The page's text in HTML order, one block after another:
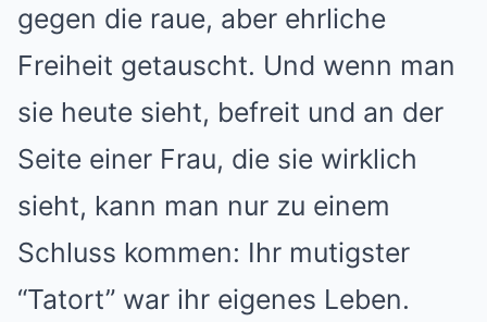
gegen die raue, aber ehrliche
Freiheit getauscht. Und wenn man
sie heute sieht, befreit und an der
Seite einer Frau, die sie wirklich
sieht, kann man nur zu einem
Schluss kommen: Ihr mutigster
“Tatort” war ihr eigenes Leben.